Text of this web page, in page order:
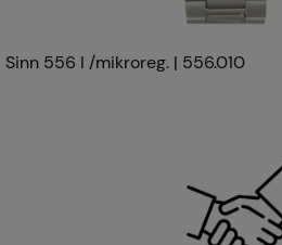
Sinn 556 I /mikroreg. | 556.010